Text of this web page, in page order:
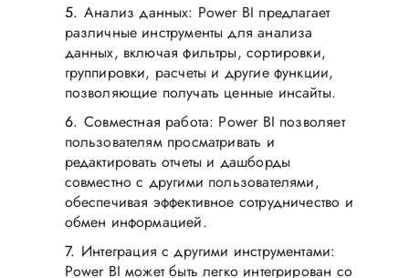
Анализ данных: Power BI предлагает
различные инструменты для анализа
данных, включая фильтры, сортировки,
группировки, расчеты и другие функции,
позволяющие получать ценные инсайты.
Совместная работа: Power BI позволяет
пользователям просматривать и
редактировать отчеты и дашборды
совместно с другими пользователями,
обеспечивая эффективное сотрудничество и
обмен информацией.
Интеграция с другими инструментами:
Power BI может быть легко интегрирован со